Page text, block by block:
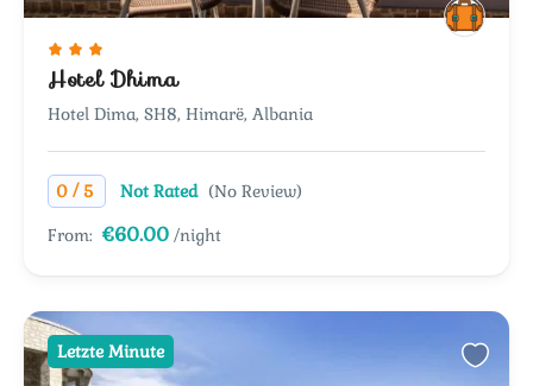
Hotel Dhima
Hotel Dima, SH8, Himarë, Albania
0 /5 Not Rated (No Review)
From: €60.00 /night
Letzte Minute